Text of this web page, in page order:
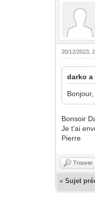
20/12/2023,
darko a
Bonsoir
Je t'ai
Pierre
Trouver
«Sujet